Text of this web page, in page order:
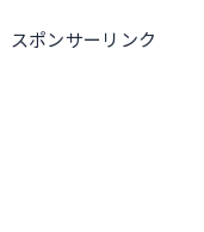
スポンサーリンク